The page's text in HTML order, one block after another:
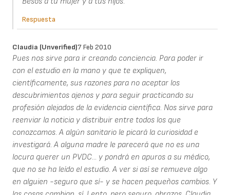
Respuesta
Claudia (unverified)7 Feb 2010
Pues nos sirve para ir creando conciencia. Para poder ir
con el estudio en la mano y que te expliquen,
científicamente, sus razones para no aceptar los
descubrimientos ajenos y para seguir practicando su
profesión alejados de la evidencia científica. Nos sirve para
reenviar la noticia y distribuir entre todos los que
conozcamos. A algún sanitario le picará la curiosidad e
investigará. A alguna madre le parecerá que no es una
locura querer un PVDC... y pondrá en apuros a su médico,
que no se ha leído el estudio. A ver si así se remueve algo
en alguien -seguro que sí- y se hacen pequeños cambios. Y